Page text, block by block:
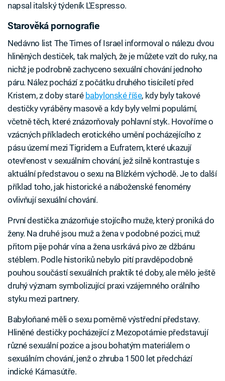
napsal italský týdeník L'Espresso.
Starověká pornografie
Nedávno list The Times of Israel informoval o nálezu dvou
hliněných destiček, tak malých, že je můžete vzít do ruky, na
nichž je podrobně zachyceno sexuální chování jednoho
páru. Nález pochází z počátku druhého tisíciletí před
Kristem, z doby staré babylonské říše, kdy byly takové
destičky vyráběny masově a kdy byly velmi populární,
včetně těch, které znázorňovaly pohlavní styk. Hovoříme o
vzácných příkladech erotického umění pocházejícího z
pásu území mezi Tigridem a Eufratem, které ukazují
otevřenost v sexuálním chování, jež silně kontrastuje s
aktuální představou o sexu na Blízkém východě. Je to další
příklad toho, jak historické a náboženské fenomény
ovlivňují sexuální chování.
První destička znázorňuje stojícího muže, který proniká do
ženy. Na druhé jsou muž a žena v podobné pozici, muž
přitom pije pohár vína a žena usrkává pivo ze džbánu
stéblem. Podle historiků nebylo pití pravděpodobně
pouhou součástí sexuálních praktik té doby, ale mělo ještě
druhý význam symbolizující praxi vzájemného orálního
styku mezi partnery.
Babyloňané měli o sexu poměrně výstřední představy.
Hliněné destičky pocházející z Mezopotámie představují
různé sexuální pozice a jsou bohatým materiálem o
sexuálním chování, jenž o zhruba 1500 let předchází
indické Kámasútře.